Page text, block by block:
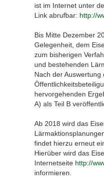
ist im Internet unter
Link abrufbar: http://
Bis Mitte Dezember
Gelegenheit, dem
zum bisherigen
und bestehenden
Nach der
hervorgehenden
A) als Teil B
Ab 2018 wird das
findet hierzu erneut
Hierüber wird das
Internetseite http://
informieren.